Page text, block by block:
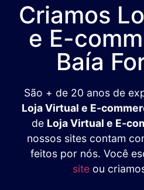
Criamos
e E-
Baía
São + de 20 anos de
Loja Virtual e E-
de Loja Virtual e E-
nossos sites contam
feitos por nós. Você
siteou